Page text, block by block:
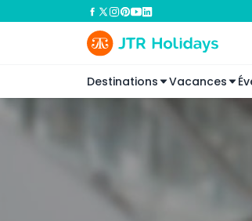
Destinations Vacances